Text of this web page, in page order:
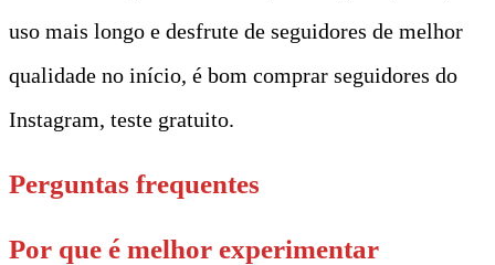
uso mais longo e desfrute de seguidores de melhor
qualidade no início, é bom comprar seguidores do
Instagram, teste gratuito.
Perguntas frequentes
Por que é melhor experimentar